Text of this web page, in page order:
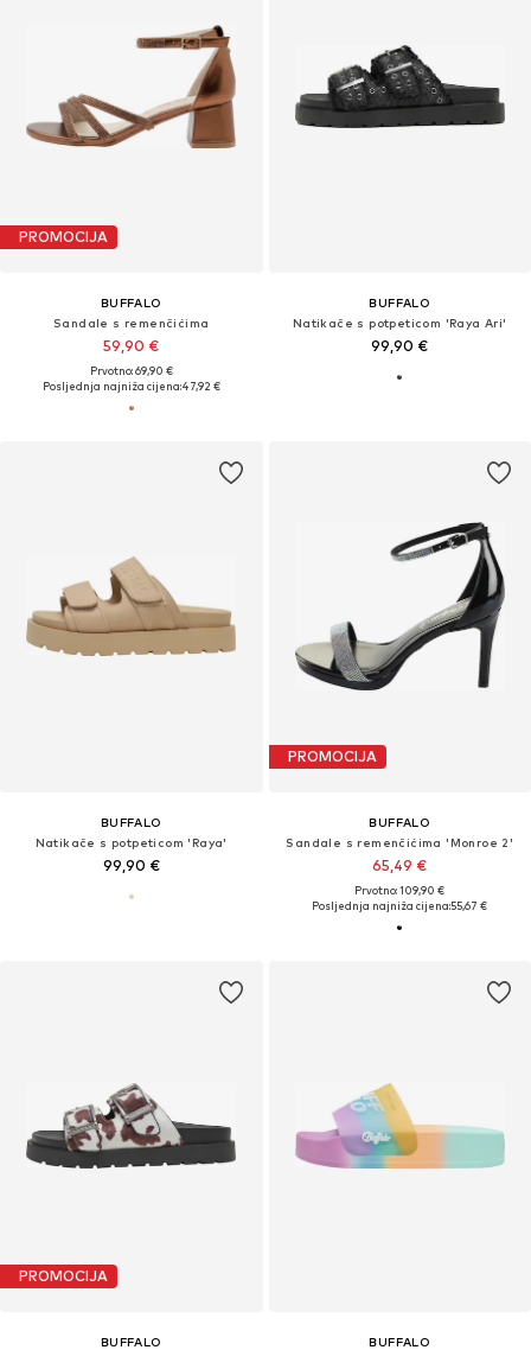
PROMOCIJA
BUFFALO
Sandale s remenčićima
59,90 €
Prvotno: 69,90 €
Posljednja najniža cijena:47,92 €
BUFFALO
Natikače s potpeticom 'Raya Ari'
99,90 €
BUFFALO
Natikače s potpeticom 'Raya'
99,90 €
PROMOCIJA
BUFFALO
Sandale s remenčićima 'Monroe 2'
65,49 €
Prvotno: 109,90 €
Posljednja najniža cijena:55,67 €
PROMOCIJA
BUFFALO
BUFFALO